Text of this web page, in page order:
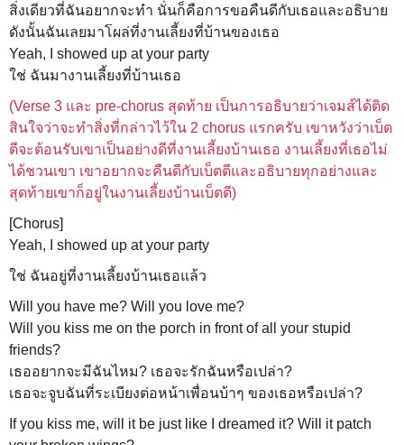
สิ่งเดียวที่ฉันอยากจะทำ นั่นก็คือการขอคืนดีกับเธอและอธิบาย
ดังนั้นฉันเลยมาโผล่ที่งานเลี้ยงที่บ้านของเธอ
Yeah, I showed up at your party
ใช่ ฉันมางานเลี้ยงที่บ้านเธอ
(Verse 3 และ pre-chorus สุดท้าย เป็นการอธิบายว่าเจมส์ได้ติด
สินใจว่าจะทำสิ่งที่กล่าวไว้ใน 2 chorus แรกครับ เขาหวังว่าเบ็ต
ตีจะต้อนรับเขาเป็นอย่างดีที่งานเลี้ยงบ้านเธอ งานเลี้ยงที่เธอไม่
ได้ชวนเขา เขาอยากจะคืนดีกับเบ็ตตีและอธิบายทุกอย่างและ
สุดท้ายเขาก็อยู่ในงานเลี้ยงบ้านเบ็ตตี)
[Chorus]
Yeah, I showed up at your party
ใช่ ฉันอยู่ที่งานเลี้ยงบ้านเธอแล้ว
Will you have me? Will you love me?
Will you kiss me on the porch in front of all your stupid
friends?
เธออยากจะมีฉันไหม? เธอจะรักฉันหรือเปล่า?
เธอจะจูบฉันที่ระเบียงต่อหน้าเพื่อนบ้าๆ ของเธอหรือเปล่า?
If you kiss me, will it be just like I dreamed it? Will it patch